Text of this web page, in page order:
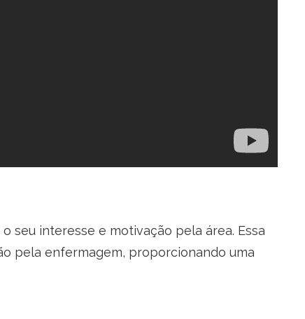
seu interesse e motivação pela área. Essa
pela enfermagem, proporcionando uma